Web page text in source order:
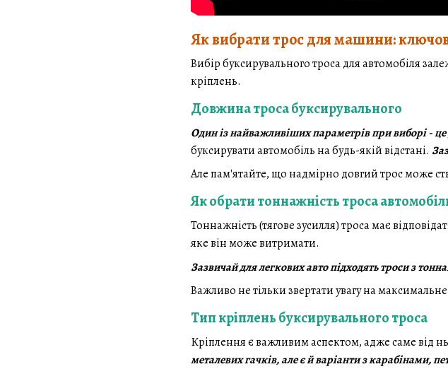
Як вибрати трос для машини:
Вибір буксирувального троса для автомобіля
кріплень.
Довжина троса буксирувального
Один із найважливіших параметрів при виборі -
буксирувати автомобіль на будь-якій відстані.
Але пам'ятайте, що надмірно довгий трос може
Як обрати тоннажність троса
Тоннажність (тягове зусилля) троса має
яке він може витримати.
Зазвичай для легкових авто підходять троси з
Важливо не тільки звертати увагу на
Тип кріплень буксирувального троса
Кріплення є важливим аспектом, адже саме від
металевих гачків, але є й варіанти з карабінами,